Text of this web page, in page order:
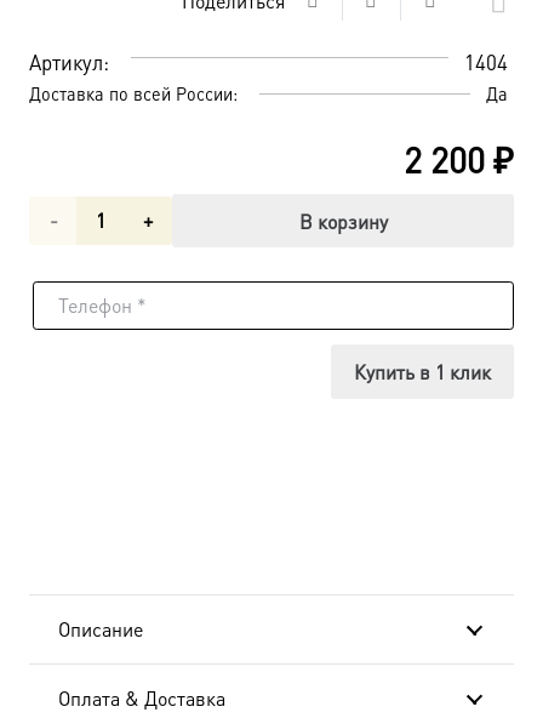
Артикул: 1404
Доставка по всей России: Да
2 200₽
Количество
Святая
В корзину
Купить в 1 клик
Описание
Оплата & Доставка